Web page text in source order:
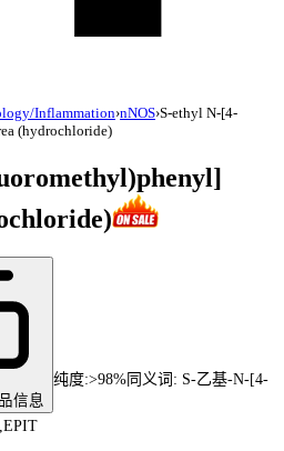
Inflammation›nNOS›S-ethyl N-[4-
(hydrochloride)
信息
纯度:>98% 同义词: S-乙基-N-[4-